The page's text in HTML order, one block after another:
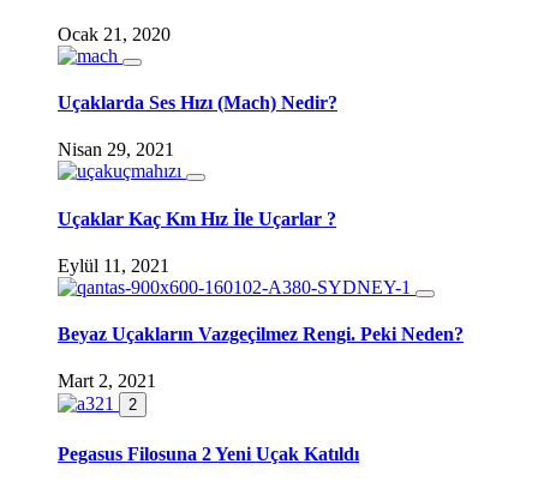
Ocak 21, 2020
Uçaklarda Ses Hızı (Mach) Nedir?
Nisan 29, 2021
Uçaklar Kaç Km Hız İle Uçarlar ?
Eylül 11, 2021
Beyaz Uçakların Vazgeçilmez Rengi. Peki Neden?
Mart 2, 2021
2
Pegasus Filosuna 2 Yeni Uçak Katıldı